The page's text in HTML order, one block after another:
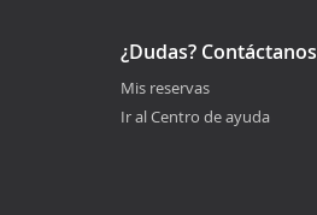
¿Dudas? Contáctanos
Mis reservas
Ir al Centro de ayuda